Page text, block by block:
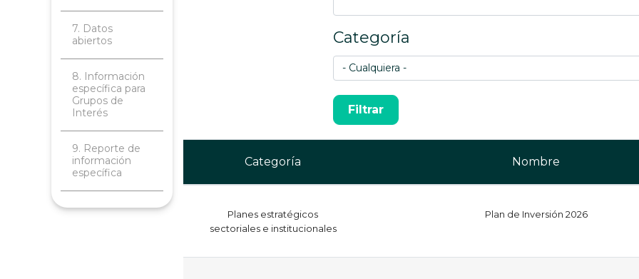
7. Datos
abiertos
8. Información
específica para
Grupos de
Interés
9. Reporte de
información
específica
Categoría
Categoría Nombre
Planes estratégicos
sectoriales e institucionales
Plan de Inversión 2026